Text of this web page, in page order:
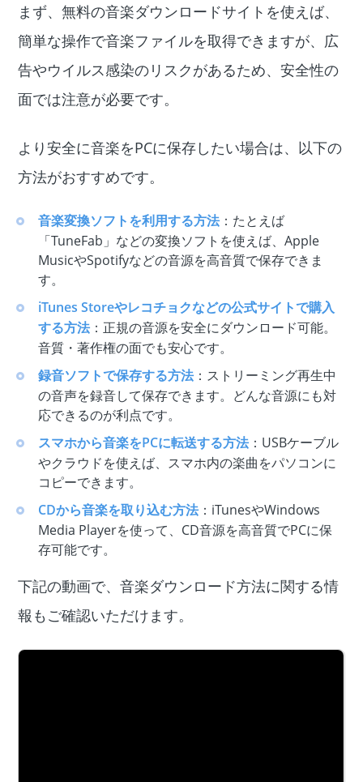
まず、無料の音楽ダウンロードサイトを使えば、
簡単な操作で音楽ファイルを取得できますが、広
告やウイルス感染のリスクがあるため、安全性の
面では注意が必要です。
より安全に音楽をPCに保存したい場合は、以下の
方法がおすすめです。
音楽変換ソフトを利用する方法：たとえば
「TuneFab」などの変換ソフトを使えば、Apple
MusicやSpotifyなどの音源を高音質で保存できま
す。
iTunes Storeやレコチョクなどの公式サイトで購入
する方法：正規の音源を安全にダウンロード可能。
音質・著作権の面でも安心です。
録音ソフトで保存する方法：ストリーミング再生中
の音声を録音して保存できます。どんな音源にも対
応できるのが利点です。
スマホから音楽をPCに転送する方法：USBケーブル
やクラウドを使えば、スマホ内の楽曲をパソコンに
コピーできます。
CDから音楽を取り込む方法：iTunesやWindows
Media Playerを使って、CD音源を高音質でPCに保
存可能です。
下記の動画で、音楽ダウンロード方法に関する情
報もご確認いただけます。